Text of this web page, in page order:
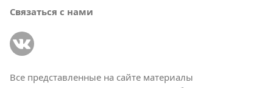
Связаться с нами
Все представленные на сайте материалы